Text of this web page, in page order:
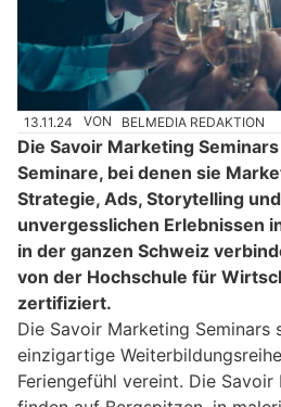
13.11.24 VON BELMEDIA REDAKTION
Die Savoir Marketing
Seminare, bei denen sie
Strategie, Ads, Storytelling
unvergesslichen Erlebnissen
in der ganzen Schweiz
von der Hochschule für
zertifiziert.
Die Savoir Marketing Seminars
einzigartige
Feriengefühl vereint. Die